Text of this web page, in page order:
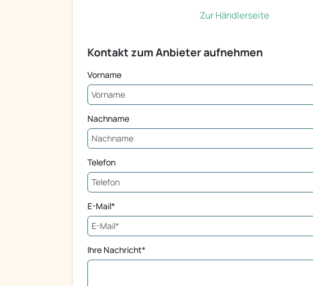
Zur Händlerseite
Kontakt zum Anbieter aufnehmen
Vorname
Nachname
Telefon
E-Mail*
Ihre Nachricht*